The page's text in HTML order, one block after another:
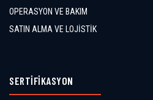
OPERASYON VE BAKIM
SATIN ALMA VE LOJİSTİK
SERTİFİKASYON